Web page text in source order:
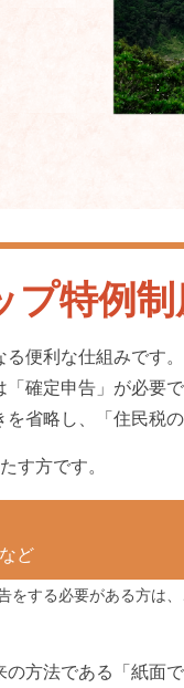
プ特例制
便利な仕組みです。
確定申告」が必要で
省略し、「住民税
す方です。
ど
する必要がある方は、
方法である「紙面